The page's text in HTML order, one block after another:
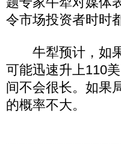
令市场投资者时时
牛犁预计，如果
可能迅速升上110
间不会很长。如果
的概率不大。